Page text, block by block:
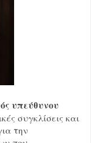
υπεύθυνου
συγκλίσεις και
την